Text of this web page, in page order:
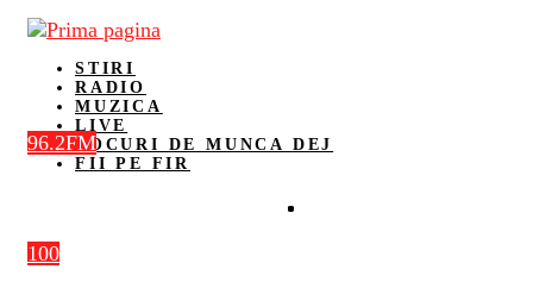
STIRI
RADIO
MUZICA
LIVE
LOCURI DE MUNCA DEJ
FII PE FIR
100
96.2FM